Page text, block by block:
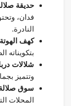
حديقة
فدان،
النادرة.
كهف الهوتة
بتكويناته
شلالات
وتتميز
سوق
المحلات